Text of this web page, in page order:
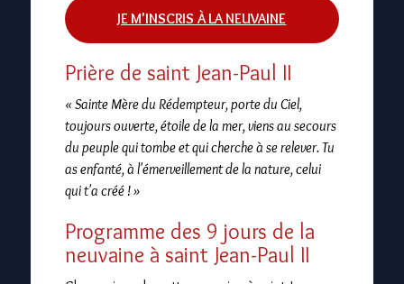
JE M'INSCRIS À LA NEUVAINE
Prière de saint Jean-Paul II
« Sainte Mère du Rédempteur, porte du Ciel,
toujours ouverte, étoile de la mer, viens au secours
du peuple qui tombe et qui cherche à se relever. Tu
as enfanté, à l'émerveillement de la nature, celui
qui t'a créé ! »
Programme des 9 jours de la
neuvaine à saint Jean-Paul II